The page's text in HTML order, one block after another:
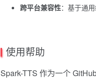
跨平台兼容性：基于通
使用帮助
Spark-TTS 作为一个